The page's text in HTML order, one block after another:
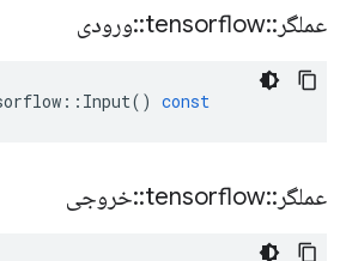
عملگر ::
tensorflow
::ورودی
:: Input() const
عملگر ::
tensorflow
::خروجی